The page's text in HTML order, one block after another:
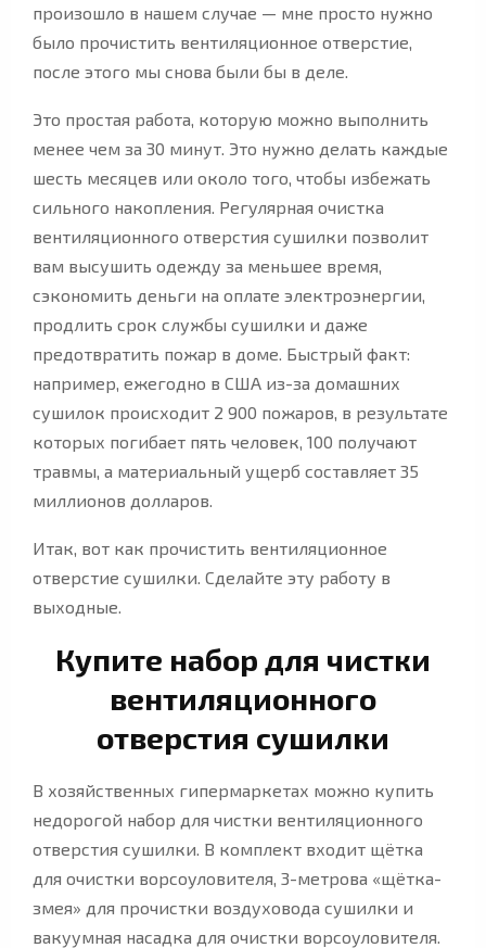
произошло в нашем случае — мне просто нужно
было прочистить вентиляционное отверстие,
после этого мы снова были бы в деле.
Это простая работа, которую можно выполнить
менее чем за 30 минут. Это нужно делать каждые
шесть месяцев или около того, чтобы избежать
сильного накопления. Регулярная очистка
вентиляционного отверстия сушилки позволит
вам высушить одежду за меньшее время,
сэкономить деньги на оплате электроэнергии,
продлить срок службы сушилки и даже
предотвратить пожар в доме. Быстрый факт:
например, ежегодно в США из-за домашних
сушилок происходит 2 900 пожаров, в результате
которых погибает пять человек, 100 получают
травмы, а материальный ущерб составляет 35
миллионов долларов.
Итак, вот как прочистить вентиляционное
отверстие сушилки. Сделайте эту работу в
выходные.
Купите набор для чистки
вентиляционного
отверстия сушилки
В хозяйственных гипермаркетах можно купить
недорогой набор для чистки вентиляционного
отверстия сушилки. В комплект входит щётка
для очистки ворсоуловителя, 3-метрова «щётка-
змея» для прочистки воздуховода сушилки и
вакуумная насадка для очистки ворсоуловителя.